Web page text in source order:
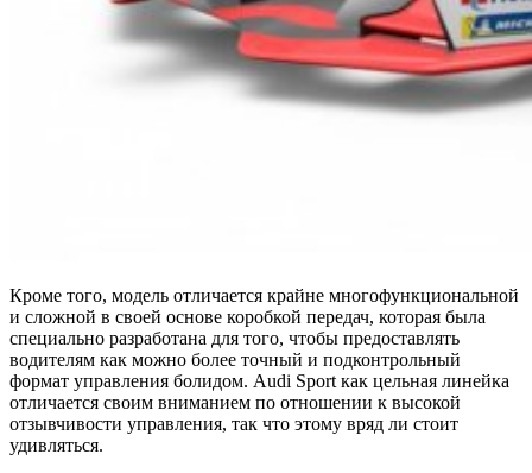
Кроме того, модель отличается крайне многофункциональной
и сложной в своей основе коробкой передач, которая была
специально разработана для того, чтобы предоставлять
водителям как можно более точный и подконтрольный
формат управления болидом. Audi Sport как цельная линейка
отличается своим вниманием по отношении к высокой
отзывчивости управления, так что этому вряд ли стоит
удивляться.